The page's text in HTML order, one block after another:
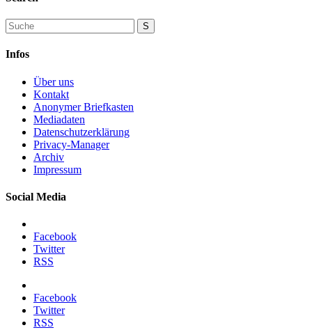
Infos
Über uns
Kontakt
Anonymer Briefkasten
Mediadaten
Datenschutzerklärung
Privacy-Manager
Archiv
Impressum
Social Media
Facebook
Twitter
RSS
Facebook
Twitter
RSS